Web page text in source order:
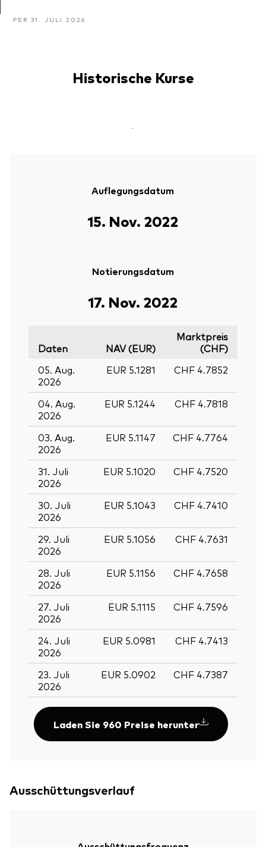
PER 31. JULI 2026
Historische Kurse
-
Auflegungsdatum
15. Nov. 2022
Notierungsdatum
17. Nov. 2022
Daten NAV (EUR)
Marktpreis
(CHF)
05. Aug.
2026
EUR 5.1281 CHF 4.7852
04. Aug.
2026
EUR 5.1244 CHF 4.7818
03. Aug.
2026
EUR 5.1147 CHF 4.7764
31. Juli
2026
EUR 5.1020 CHF 4.7520
30. Juli
2026
EUR 5.1043 CHF 4.7410
29. Juli
2026
EUR 5.1056 CHF 4.7631
28. Juli
2026
EUR 5.1156 CHF 4.7658
27. Juli
2026
EUR 5.1115 CHF 4.7596
24. Juli
2026
EUR 5.0981 CHF 4.7413
23. Juli
2026
EUR 5.0902 CHF 4.7387
Laden Sie 960 Preise herunter
Ausschüttungsverlauf